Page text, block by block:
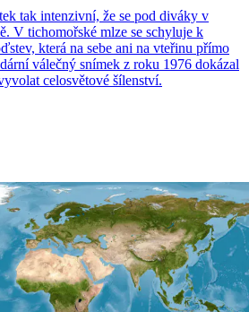
tak intenzivní, že se pod diváky v
V tichomořské mlze se schyluje k
která na sebe ani na vteřinu přímo
válečný snímek z roku 1976 dokázal
celosvětové šílenství.